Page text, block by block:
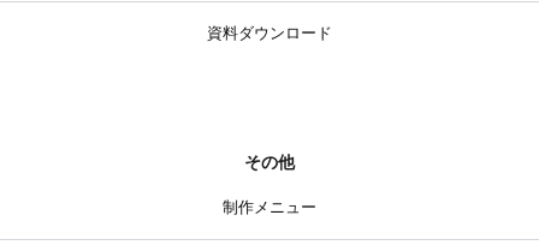
資料ダウンロード
その他
制作メニュー